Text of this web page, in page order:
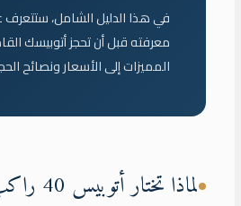
في هذا الدليل الشامل،
معرفته قبل أن تحجز أتوبيسك
المميزات إلى الأسعار ونصائح
لماذا تختار أتوبيس 40 راكب تحديدًا؟